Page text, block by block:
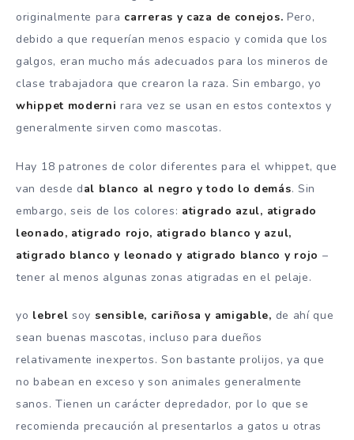
originalmente para carreras y caza de conejos. Pero,
debido a que requerían menos espacio y comida que los
galgos, eran mucho más adecuados para los mineros de
clase trabajadora que crearon la raza.Sin embargo, yo
whippet moderni rara vez se usan en estos contextos y
generalmente sirven como mascotas.
Hay 18 patrones de color diferentes para el whippet, que
van desde dal blanco al negro y todo lo demás. Sin
embargo, seis de los colores: atigrado azul, atigrado
leonado, atigrado rojo, atigrado blanco y azul,
atigrado blanco y leonado y atigrado blanco y rojo –
tener al menos algunas zonas atigradas en el pelaje.
yo lebrel soy sensible, cariñosa y amigable, de ahí que
sean buenas mascotas, incluso para dueños
relativamente inexpertos.Son bastante prolijos, ya que
no babean en exceso y son animales generalmente
sanos. Tienen un carácter depredador, por lo que se
recomienda precaución al presentarlos a gatos u otras